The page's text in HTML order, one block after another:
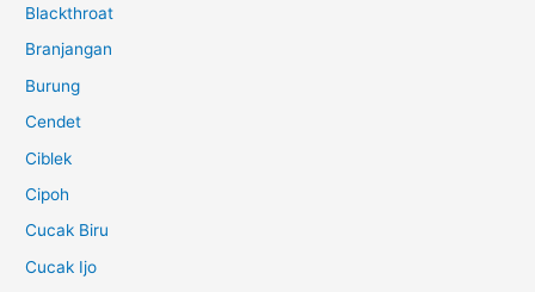
Blackthroat
Branjangan
Burung
Cendet
Ciblek
Cipoh
Cucak Biru
Cucak Ijo